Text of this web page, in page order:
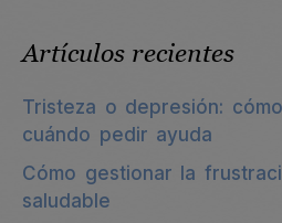
Artículos recientes
Tristeza o depresión:
cuándo pedir ayuda
Cómo gestionar la
saludable